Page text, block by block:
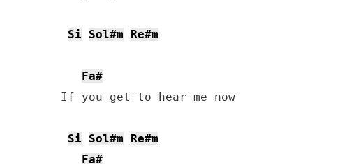
Si Sol#m Re#m
Fa#
If you get to hear me now
Si Sol#m
Re#m
Fa#